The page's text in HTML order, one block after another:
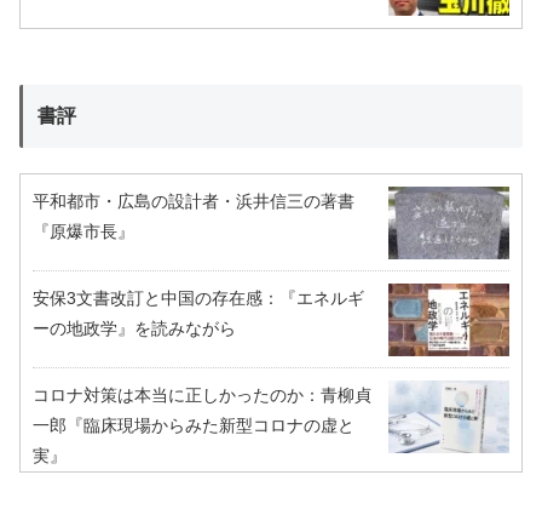
書評
平和都市・広島の設計者・浜井信三の著書
『原爆市長』
安保3文書改訂と中国の存在感：『エネルギ
ーの地政学』を読みながら
コロナ対策は本当に正しかったのか：青柳貞
一郎『臨床現場からみた新型コロナの虚と
実』